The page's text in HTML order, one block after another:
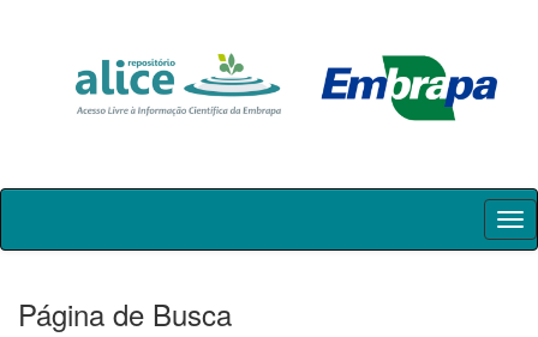
Skip
Página de Busca